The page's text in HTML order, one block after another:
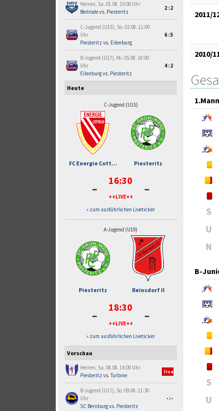
Herren, Sa. 01.08. 15:00 Uhr
Beilrodevs. Piesteritz
2:2
C-Jugend (U15), So. 02.08. 11:00
Uhr
Piesteritz vs. Eilenburg
6:5
B-Jugend (U17), Mi. 05.08. 18:00
Uhr
Eilenburgvs. Piesteritz
4:2
Heute
C-Jugend (U15)
FC Energie Cott... Piesteritz
- 16:30
++LIVE++ -
» zum ausführlichen Liveticker
A-Jugend (U19)
Piesteritz Reinsdorf II
- 18:30
++LIVE++ -
» zum ausführlichen Liveticker
Vorschau
Herren, Sa. 08.08. 14:00 Uhr
Piesteritz vs.Turbine
live
B-Jugend (U17), So. 09.08. 11:30
Uhr
SC Bernburgvs. Piesteritz
-:-
2011/
2010/
S
U
N
B-
S
U